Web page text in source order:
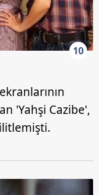
10
'Yahşi Cazibe',